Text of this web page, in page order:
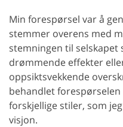
Min forespørsel var å
stemmer overens med
stemningen til selskapet
drømmende effekter
oppsiktsvekkende
behandlet
forskjellige stiler, som
visjon.